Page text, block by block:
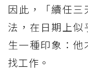
因此，「續任三
法，在日期上似
生一種印象：
找工作。